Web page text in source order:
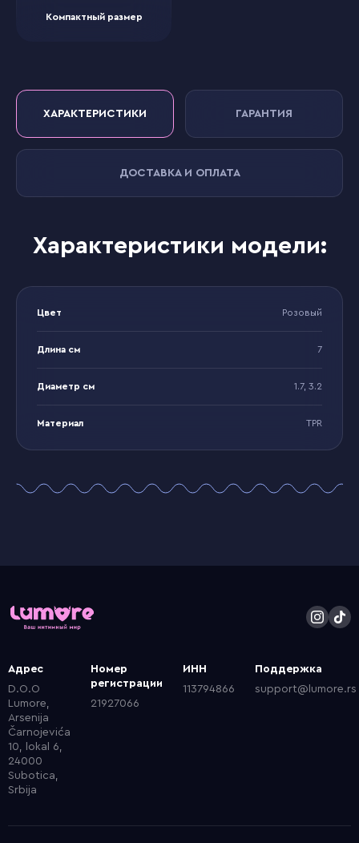
Компактный размер
ХАРАКТЕРИСТИКИ ГАРАНТИЯ
ДОСТАВКА И ОПЛАТА
Характеристики модели:
Цвет Розовый
Длина см 7
Диаметр см 1.7, 3.2
Материал TPR
Адрес
D.O.O
Lumore,
Arsenija
Čarnojevića
10, lokal 6,
24000
Subotica,
Srbija
Номер
регистрации
21927066
ИНН
113794866
Поддержка
support@lumore.rs